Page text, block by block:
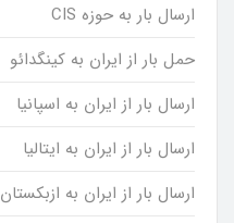
ارسال بار به حوزه CIS
حمل بار از ایران به کینگدائو
ارسال بار از ایران به اسپانیا
ارسال بار از ایران به ایتالیا
ارسال بار از ایران به ازبکستان